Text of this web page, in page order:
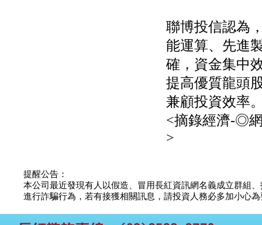
阿波羅電力:公告本公司
法人監察人改派代表人
永信藥品工業:本公司委
外廠商活動網站消費者
資訊外流事宜
聯博投信認為
能運算、先進
確，資金集中
提高優質龍頭
兼顧投資效
<摘錄經濟-◎
>
提醒公告：
本公司最近發現有人以假造、冒用長紅資訊網名義成立群組
進行詐騙行為，若有接獲相關訊息，請投資人務必多加小心